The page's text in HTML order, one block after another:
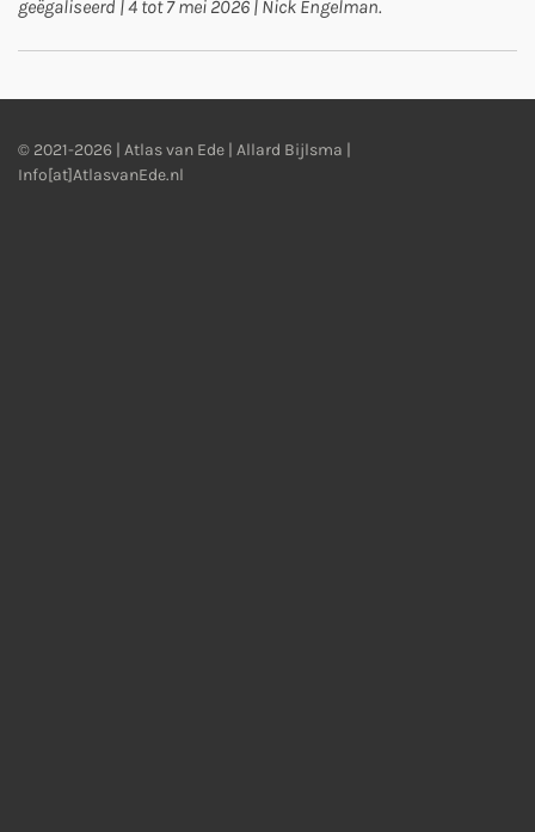
geëgaliseerd | 4 tot 7 mei 2026 | Nick Engelman.
© 2021-2026 | Atlas van Ede | Allard Bijlsma |
Info[at]AtlasvanEde.nl